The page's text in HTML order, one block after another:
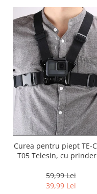
Incarcatoare acumulatori
Video
Huse protectie
Tablete grafice
Adaptoare pentru
filtre
Alimentatoare 220V
Cabluri
Carcase de tip Cage,
integrare in sisteme
complexe
Curatare Senzor
Huse de ploaie
Microfoane /
Nivela patina
Curea pentru piept TE-CGP-
T05 Telesin, cu
59,99 Lei
39,99 Lei